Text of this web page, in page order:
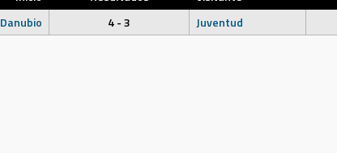
Danubio 4 - 3 Juventud